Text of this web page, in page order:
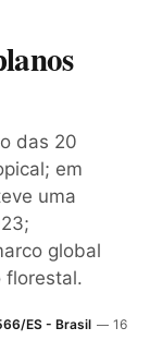
das 20
em
uma
global
florestal.
ES - Brasil
16